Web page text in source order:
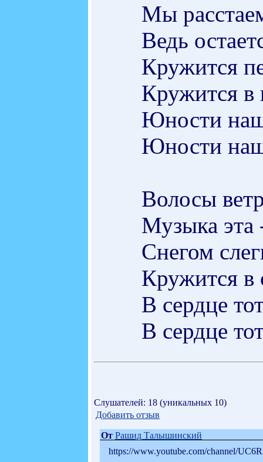
Мы
Ведь
Кружится
Кружится в
Юности
Юности
Волосы
Музыка эта
Снегом
Кружится в
В сердце
В сердце
Слушателей: 18 (уникальных 10)
Добавить отзыв
От Рашид Талышинский
https://www.youtube.com/channel/